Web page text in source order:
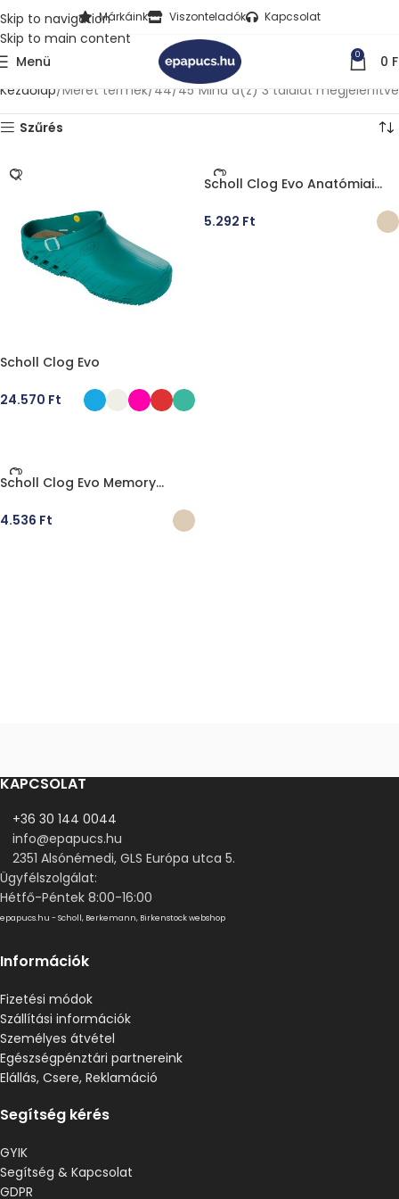
Skip to navigation
Skip to main content
Márkáink Viszonteladók Kapcsolat
Menü 0 0
Kezdőlap Méret termék 44/45 Mind a(z) 3 találat megjelenítve
Szűrés
Scholl Clog Evo
24.570 Ft
Scholl Clog Evo Anatómiai
5.292 Ft
Scholl Clog Evo Memory
Talpbetét
4.536 Ft
KAPCSOLAT
+36 30 144 0044
info@epapucs.hu
2351 Alsónémedi, GLS Európa utca 5.
Ügyfélszolgálat:
Hétfő-Péntek 8:00-16:00
epapucs.hu - Scholl, Berkemann, Birkenstock webshop
Információk
Fizetési módok
Szállítási információk
Személyes átvétel
Egészségpénztári partnereink
Elállás, Csere, Reklamáció
Segítség kérés
GYIK
Segítség & Kapcsolat
GDPR